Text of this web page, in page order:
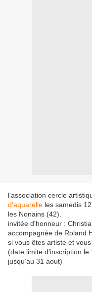
l'association cercle
d'aquarelle les samedis
les Nonains (42).
invitée d'honneur :
accompagnée de Roland
si vous êtes artiste et
(date limite d'inscription
jusqu’au 31 aout)